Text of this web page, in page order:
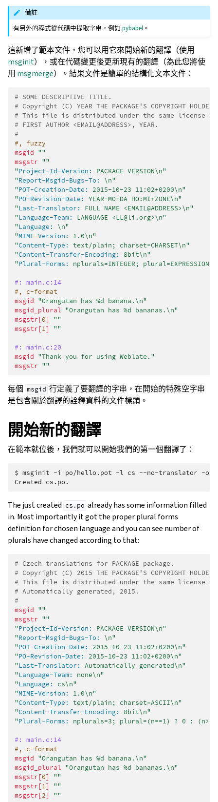
備註
有另外的程式從代碼中提取字串，例如pybabel 。
這新增了範本文件，您可以用它來開始新的翻譯（使用
msginit），或在代碼變更後更新現有的翻譯（為此您將使
用 msgmerge）。結果文件是簡單的結構化文本文件：
# SOME DESCRIPTIVE TITLE.
# Copyright (C) YEAR THE PACKAGE'S COPYRIGHT HOLDER
# This file is distributed under the same license as
# FIRST AUTHOR <EMAIL@ADDRESS>, YEAR.
#
#, fuzzy
msgid ""
msgstr ""
"Project-Id-Version:
PACKAGE VERSION\n"
"Report-Msgid-Bugs-To:
\n"
"POT-Creation-Date:
2015-10-23 11:02+0200\n"
"PO-Revision-Date:
YEAR-MO-DA HO:MI+ZONE\n"
"Last-Translator:
FULL NAME <EMAIL@ADDRESS>\n"
"Language-Team:
LANGUAGE <LL@li.org>\n"
"Language:
\n"
"MIME-Version:
1.0\n"
"Content-Type:
text/plain; charset=CHARSET\n"
"Content-Transfer-Encoding:
8bit\n"
"Plural-Forms: nplurals=INTEGER;
#: main.c:14
#, c-format
msgid "Orangutan has %d banana.\n"
msgid_plural "Orangutan has %d bananas.\n"
msgstr[0]
""
msgstr[1] ""
#: main.c:20
msgid "Thank you for using Weblate."
msgstr ""
每個 msgid 行定義了要翻譯的字串，在開始的特殊空字串
是包含關於翻譯的詮釋資料的文件標頭。
開始新的翻譯
在範本就位後，我們就可以開始我們的第一個翻譯了：
$ msginit -i po/hello.pot -l cs --no-translator -o
Created cs.po.
The just created cs.po already has some information filled
in. Most importantly it got the proper plural forms
definition for chosen language and you can see number of
plurals have changed according to that:
# Czech translations for PACKAGE package.
# Copyright (C) 2015 THE PACKAGE'S COPYRIGHT HOLDER
# This file is distributed under the same license as
# Automatically generated, 2015.
#
msgid ""
msgstr ""
"Project-Id-Version:
PACKAGE VERSION\n"
"Report-Msgid-Bugs-To:
\n"
"POT-Creation-Date:
2015-10-23 11:02+0200\n"
"PO-Revision-Date:
2015-10-23 11:02+0200\n"
"Last-Translator:
Automatically generated\n"
"Language-Team:
none\n"
"Language:
cs\n"
"MIME-Version:
1.0\n"
"Content-Type:
text/plain; charset=ASCII\n"
"Content-Transfer-Encoding:
8bit\n"
"Plural-Forms: nplurals=3; plural=(n==1) ? 0 :
#: main.c:14
#, c-format
msgid "Orangutan has %d banana.\n"
msgid_plural "Orangutan has %d bananas.\n"
msgstr[0]
""
msgstr[1]
""
msgstr[2] ""